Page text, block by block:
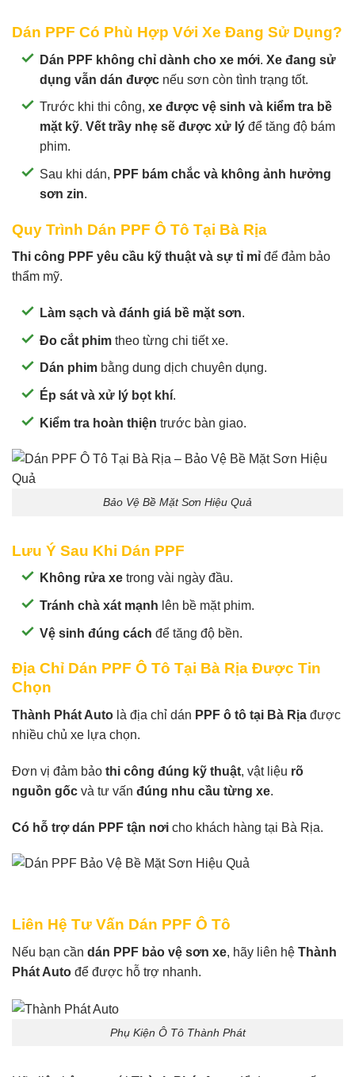
Dán PPF Có Phù Hợp Với Xe Đang Sử Dụng?
Dán PPF không chỉ dành cho xe mới. Xe đang sử
dụng vẫn dán được nếu sơn còn tình trạng tốt.
Trước khi thi công, xe được vệ sinh và kiểm tra bề
mặt kỹ. Vết trầy nhẹ sẽ được xử lý để tăng độ bám
phim.
Sau khi dán, PPF bám chắc và không ảnh hưởng
sơn zin.
Quy Trình Dán PPF Ô Tô Tại Bà Rịa
Thi công PPF yêu cầu kỹ thuật và sự tỉ mỉ để đảm bảo
thẩm mỹ.
Làm sạch và đánh giá bề mặt sơn.
Đo cắt phim theo từng chi tiết xe.
Dán phim bằng dung dịch chuyên dụng.
Ép sát và xử lý bọt khí.
Kiểm tra hoàn thiện trước bàn giao.
Bảo Vệ Bề Mặt Sơn Hiệu Quả
Lưu Ý Sau Khi Dán PPF
Không rửa xe trong vài ngày đầu.
Tránh chà xát mạnh lên bề mặt phim.
Vệ sinh đúng cách để tăng độ bền.
Địa Chỉ Dán PPF Ô Tô Tại Bà Rịa Được Tin
Chọn
Thành Phát Auto là địa chỉ dán PPF ô tô tại Bà Rịa được
nhiều chủ xe lựa chọn.
Đơn vị đảm bảo thi công đúng kỹ thuật, vật liệu rõ
nguồn gốc và tư vấn đúng nhu cầu từng xe.
Có hỗ trợ dán PPF tận nơi cho khách hàng tại Bà Rịa.
Liên Hệ Tư Vấn Dán PPF Ô Tô
Nếu bạn cần dán PPF bảo vệ sơn xe, hãy liên hệ Thành
Phát Auto để được hỗ trợ nhanh.
Phụ Kiện Ô Tô Thành Phát